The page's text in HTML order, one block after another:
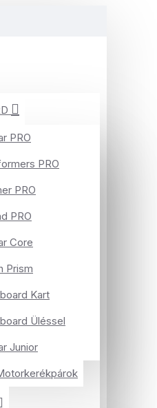
PRO
PRO
PRO
PRO
Core
Prism
Kart
Üléssel
Junior